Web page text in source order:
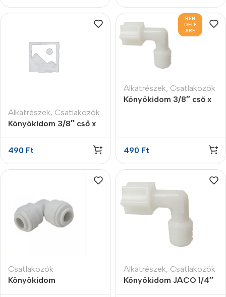
Alkatrészek, Csatlakozók
Könyökidom 3/8″ cső x
490 Ft
REN
DELÉ
SRE
Alkatrészek, Csatlakozók
Könyökidom 3/8″ cső x
490 Ft
Csatlakozók
Könyökidom
Alkatrészek, Csatlakozók
Könyökidom JACO 1/4″